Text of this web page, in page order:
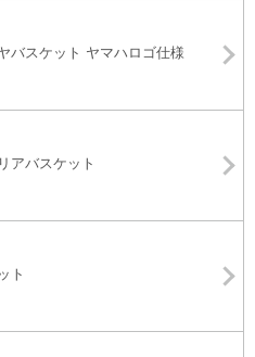
バスケット ヤマハロゴ仕様
アバスケット
ト